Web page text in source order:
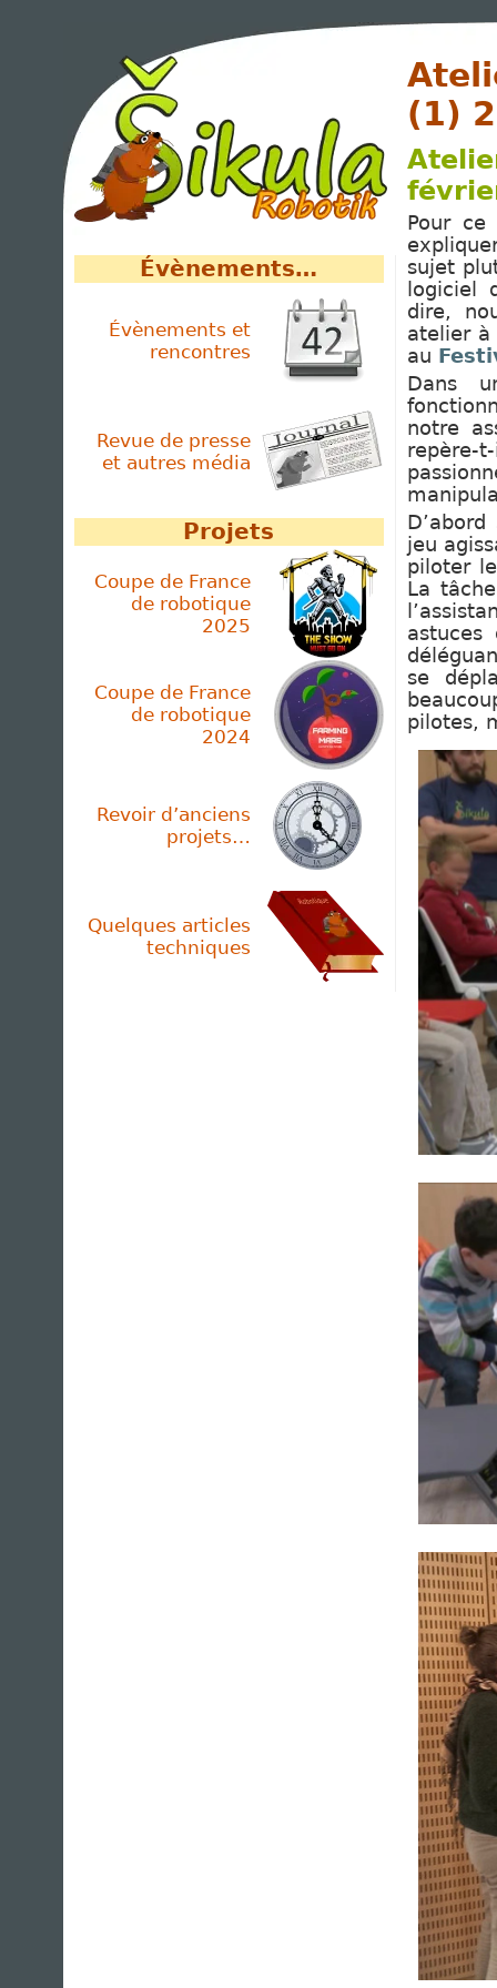
Évènements…
Évènements et
rencontres
Revue de presse
et autres média
Projets
Coupe de France
de robotique
2025
Coupe de France
de robotique
2024
Revoir d’anciens
projets…
Quelques articles
techniques
(1)
Pour
sujet
logiciel
dire,
atelier
au
Dans
notre
repère-
jeu
piloter
La
se
pilotes,